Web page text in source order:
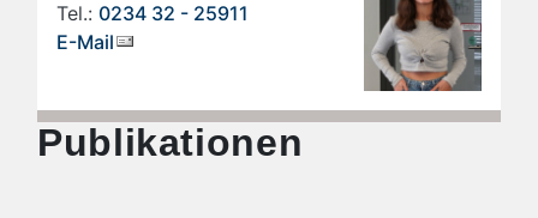
Tel.: 0234 32 - 25911
E-Mail
Publikationen